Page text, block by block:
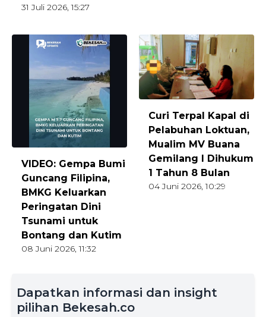
31 Juli 2026, 15:27
VIDEO: Gempa Bumi
Guncang Filipina,
BMKG Keluarkan
Peringatan Dini
Tsunami untuk
Bontang dan Kutim
08 Juni 2026, 11:32
Curi Terpal Kapal di
Pelabuhan Loktuan,
Mualim MV Buana
Gemilang I Dihukum
1 Tahun 8 Bulan
04 Juni 2026, 10:29
Dapatkan informasi dan insight
pilihan Bekesah.co